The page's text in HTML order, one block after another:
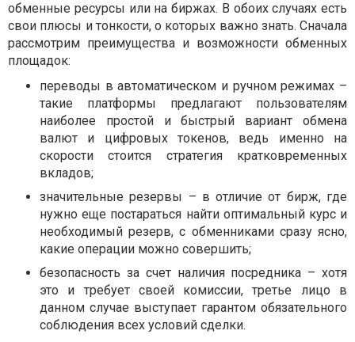
обменные ресурсы или на биржах. В обоих случаях есть
свои плюсы и тонкости, о которых важно знать. Сначала
рассмотрим преимущества и возможности обменных
площадок:
переводы в автоматическом и ручном режимах –
такие платформы предлагают пользователям
наиболее простой и быстрый вариант обмена
валют и цифровых токенов, ведь именно на
скорости стоится стратегия кратковременных
вкладов;
значительные резервы – в отличие от бирж, где
нужно еще постараться найти оптимальный курс и
необходимый резерв, с обменниками сразу ясно,
какие операции можно совершить;
безопасность за счет наличия посредника – хотя
это и требует своей комиссии, третье лицо в
данном случае выступает гарантом обязательного
соблюдения всех условий сделки.